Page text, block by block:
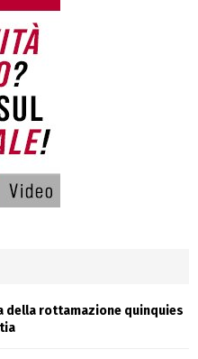
della rottamazione quinquies